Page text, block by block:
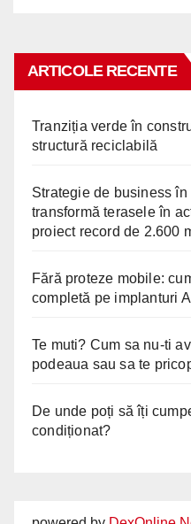
ARTICOLE RECENTE
Tranziția verde în
structură reciclabilă
Strategie de business
transformă terasele în
proiect record de 2.600
Fără proteze mobile:
completă pe implanturi
Te muti? Cum sa nu-ti
podeaua sau sa te
De unde poți să îți
condiționat?